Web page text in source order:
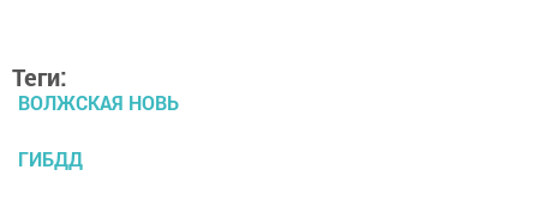
Теги:
ВОЛЖСКАЯ НОВЬ
ГИБДД